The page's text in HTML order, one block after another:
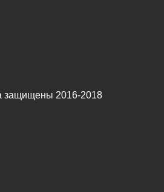
защищены 2016-2018